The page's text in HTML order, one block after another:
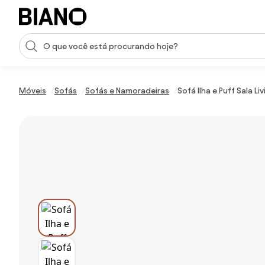
Saltar para o conteúdo
Entrada de pesquisa
Móveis Sofás Sofás e Namoradeiras Sofá Ilha e Puff Sala